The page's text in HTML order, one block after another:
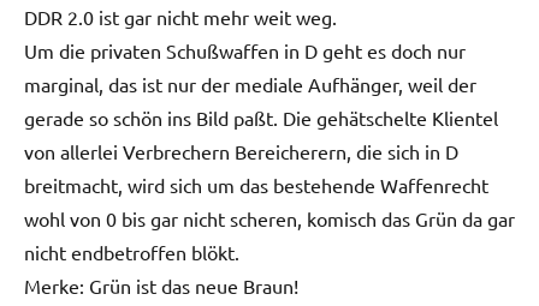
DDR 2.0 ist gar nicht mehr weit weg.
Um die privaten Schußwaffen in D geht es doch nur
marginal, das ist nur der mediale Aufhänger, weil der
gerade so schön ins Bild paßt. Die gehätschelte Klientel
von allerlei Verbrechern Bereicherern, die sich in D
breitmacht, wird sich um das bestehende Waffenrecht
wohl von 0 bis gar nicht scheren, komisch das Grün da gar
nicht endbetroffen blökt.
Merke: Grün ist das neue Braun!